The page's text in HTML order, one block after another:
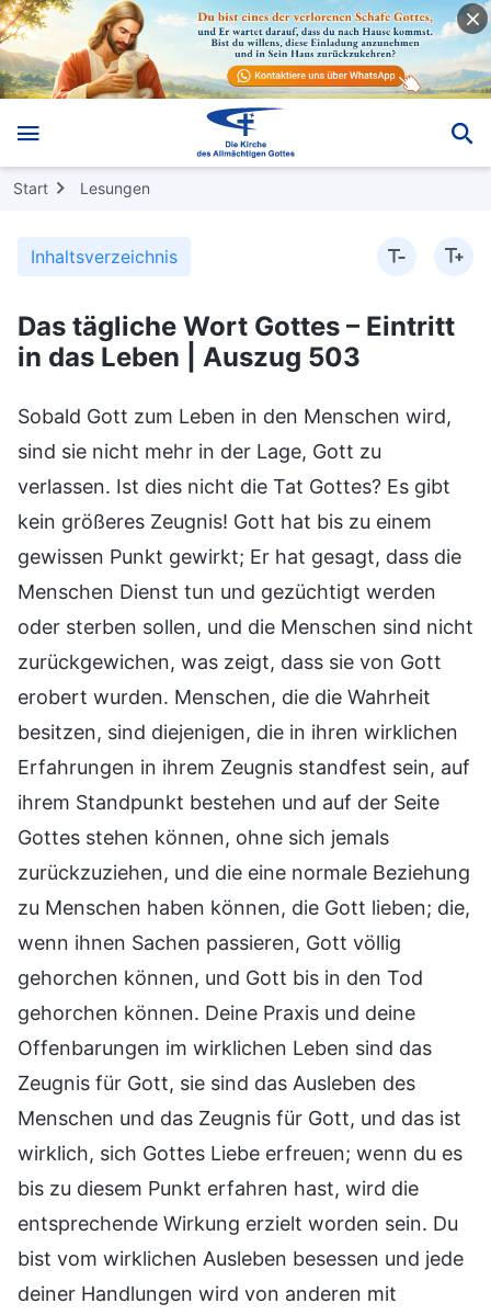
Start Lesungen
Inhaltsverzeichnis
Das tägliche Wort Gottes – Eintritt
in das Leben | Auszug 503
Sobald Gott zum Leben in den Menschen wird,
sind sie nicht mehr in der Lage, Gott zu
verlassen. Ist dies nicht die Tat Gottes? Es gibt
kein größeres Zeugnis! Gott hat bis zu einem
gewissen Punkt gewirkt; Er hat gesagt, dass die
Menschen Dienst tun und gezüchtigt werden
oder sterben sollen, und die Menschen sind nicht
zurückgewichen, was zeigt, dass sie von Gott
erobert wurden. Menschen, die die Wahrheit
besitzen, sind diejenigen, die in ihren wirklichen
Erfahrungen in ihrem Zeugnis standfest sein, auf
ihrem Standpunkt bestehen und auf der Seite
Gottes stehen können, ohne sich jemals
zurückzuziehen, und die eine normale Beziehung
zu Menschen haben können, die Gott lieben; die,
wenn ihnen Sachen passieren, Gott völlig
gehorchen können, und Gott bis in den Tod
gehorchen können. Deine Praxis und deine
Offenbarungen im wirklichen Leben sind das
Zeugnis für Gott, sie sind das Ausleben des
Menschen und das Zeugnis für Gott, und das ist
wirklich, sich Gottes Liebe erfreuen; wenn du es
bis zu diesem Punkt erfahren hast, wird die
entsprechende Wirkung erzielt worden sein. Du
bist vom wirklichen Ausleben besessen und jede
deiner Handlungen wird von anderen mit